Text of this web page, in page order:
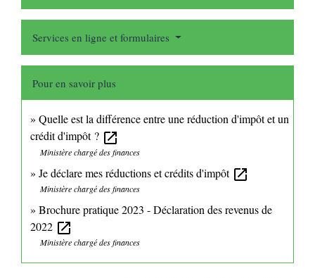
Services en ligne et formulaires
Pour en savoir plus
Quelle est la différence entre une réduction d'impôt et un
crédit d'impôt ? open_in_new
Ministère chargé des finances
Je déclare mes réductions et crédits d'impôt open_in_new
Ministère chargé des finances
Brochure pratique 2023 - Déclaration des revenus de
2022 open_in_new
Ministère chargé des finances